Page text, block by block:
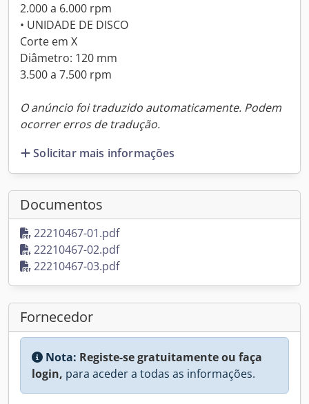
2.000 a 6.000 rpm
• UNIDADE DE DISCO
Corte em X
Diâmetro: 120 mm
3.500 a 7.500 rpm
O anúncio foi traduzido automaticamente. Podem
ocorrer erros de tradução.
Solicitar mais informações
Documentos
22210467-01.pdf
22210467-02.pdf
22210467-03.pdf
Fornecedor
Nota: Registe-se gratuitamente ou faça
login, para aceder a todas as informações.